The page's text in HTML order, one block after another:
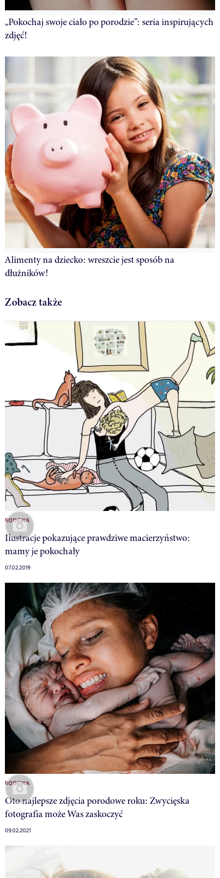
„Pokochaj swoje ciało po porodzie”: seria inspirujących
zdjęć!
Alimenty na dziecko: wreszcie jest sposób na
dłużników!
Zobacz także
RODZINA
Ilustracje pokazujące prawdziwe macierzyństwo:
mamy je pokochały
07.02.2019
RODZINA
Oto najlepsze zdjęcia porodowe roku: Zwycięska
fotografia może Was zaskoczyć
09.02.2021